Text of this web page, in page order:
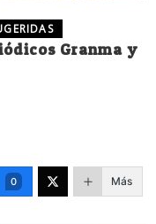
Granma y
0 Más